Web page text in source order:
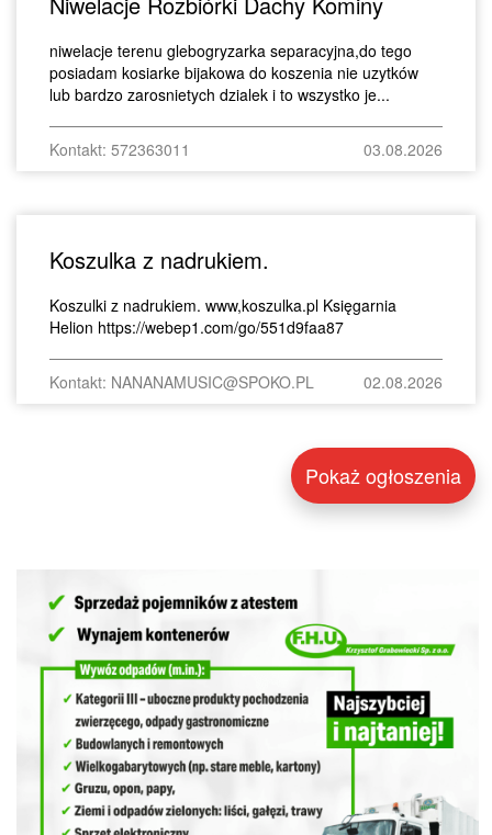
niwelacje terenu glebogryzarka separacyjna,do tego
posiadam kosiarke bijakowa do koszenia nie uzytków
lub bardzo zarosnietych dzialek i to wszystko je...
Kontakt: 572363011 03.08.2026
Koszulka z nadrukiem.
Koszulki z nadrukiem. www,koszulka.pl Księgarnia
Helion https://webep1.com/go/551d9faa87
Kontakt: NANANAMUSIC@SPOKO.PL 02.08.2026
Pokaż ogłoszenia